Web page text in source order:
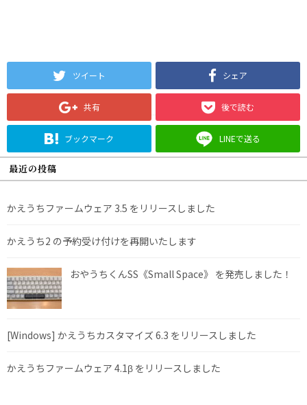
ツイート シェア
共有 後で読む
ブックマーク LINEで送る
最近の投稿
かえうちファームウェア 3.5 をリリースしました
かえうち2 の予約受け付けを再開いたします
おやうちくんSS《Small Space》 を発売しました！
[Windows] かえうちカスタマイズ 6.3 をリリースしました
かえうちファームウェア 4.1β をリリースしました